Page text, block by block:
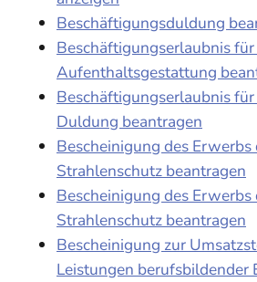
Beschäftigungsduldung
Beschäftigungserlaubnis
Aufenthaltsgestattung
Beschäftigungserlaubnis
Duldung beantragen
Bescheinigung des Erwerbs
Strahlenschutz beantragen
Bescheinigung des Erwerbs
Strahlenschutz beantragen
Bescheinigung zur
Leistungen berufsbildender